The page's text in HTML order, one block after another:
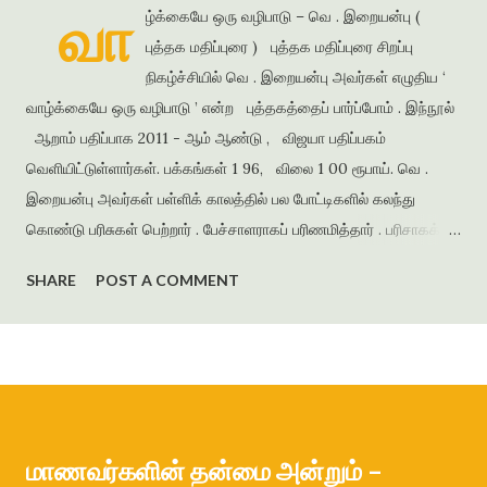
வா
ழ்க்கையே ஒரு வழிபாடு – வெ . இறையன்பு (
புத்தக மதிப்புரை ) புத்தக மதிப்புரை சிறப்பு
நிகழ்ச்சியில் வெ . இறையன்பு அவர்கள் எழுதிய ‘
வாழ்க்கையே ஒரு வழிபாடு ’ என்ற புத்தகத்தைப் பார்ப்போம் . இந்நூல்
ஆறாம் பதிப்பாக 2011 - ஆம் ஆண்டு , விஜயா பதிப்பகம்
வெளியிட்டுள்ளார்கள். பக்கங்கள் 1 96, விலை 1 00 ரூபாய். வெ .
இறையன்பு அவர்கள் பள்ளிக் காலத்தில் பல போட்டிகளில் கலந்து
கொண்டு பரிசுகள் பெற்றார் . பேச்சாளராகப் பரிணமித்தார் . பரிசாகக்
காலத்தில் எழுதிய கவிதைகளைத் தொகுத்து ‘ பூபாளத்திற்கொரு
புல்லாங்குழல் ’ என்ற தலைப்பில் கவிதைத் தொகுப்பை வெளியிட்டார் .
கணையாழி , புதிய பார்வை , தமிழன் எக்ஸ்பிரஸ் என்று பல இதழ்களில்
நர்மதா அணை கட்டப்படுவதற்காக கரையோரத்தில் வசித்த மக்கள்
SHARE POST A COMMENT
மாணவர்களின் தன்மை அன்றும் –